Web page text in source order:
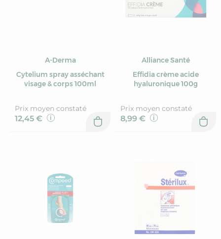
A-Derma
Cytelium spray asséchant
visage & corps 100ml
Prix moyen constaté
12,45 €
Alliance Santé
Effidia crème acide
hyaluronique 100g
Prix moyen constaté
8,99 €